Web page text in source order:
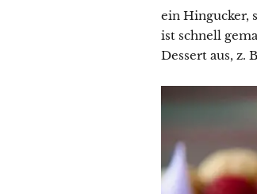
ein Hingucker,
ist schnell
Dessert aus, z.